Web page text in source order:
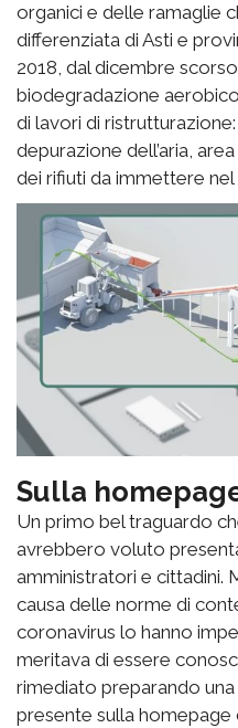
organici e delle ramaglie
differenziata di Asti e
2018, dal dicembre
biodegradazione
di lavori di
depurazione dell’aria,
dei rifiuti da immettere
Sulla
Un primo bel traguardo
avrebbero voluto
amministratori e cittadini.
causa delle norme di
coronavirus lo hanno
meritava di essere
rimediato preparando
presente sulla homepage